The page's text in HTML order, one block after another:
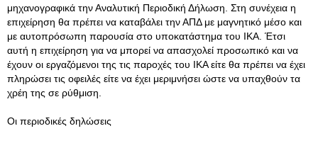
μηχανογραφικά την Αναλυτική Περιοδική Δήλωση. Στη συνέχεια η
επιχείρηση θα πρέπει να καταβάλει την ΑΠΔ με μαγνητικό μέσο και
με αυτοπρόσωπη παρουσία στο υποκατάστημα του ΙΚΑ. Έτσι
αυτή η επιχείρηση για να μπορεί να απασχολεί προσωπικό και να
έχουν οι εργαζόμενοι της τις παροχές του ΙΚΑ είτε θα πρέπει να έχει
πληρώσει τις οφειλές είτε να έχει μεριμνήσει ώστε να υπαχθούν τα
χρέη της σε ρύθμιση.
Οι περιοδικές δηλώσεις